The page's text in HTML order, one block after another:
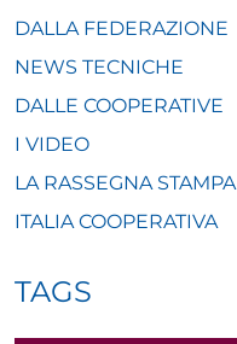
DALLA FEDERAZIONE
NEWS TECNICHE
DALLE COOPERATIVE
I VIDEO
LA RASSEGNA STAMPA
ITALIA COOPERATIVA
TAGS